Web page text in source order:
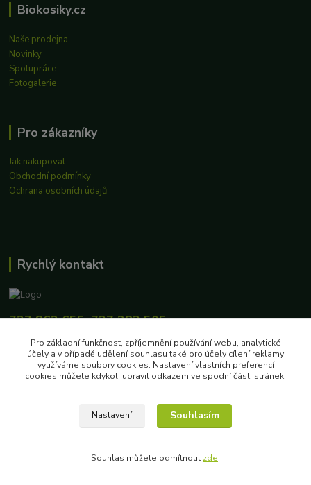
Biokosiky.cz
Naše prodejna
Novinky
Spolupráce
Fotogalerie
Pro zákazníky
Jak nakupovat
Obchodní podmínky
Ochrana osobních údajů
Rychlý kontakt
727 862 655, 737 283 505
eshop@biokosiky.cz
Copyright © 2020 EKOFARMA LUKAS, s.r.o.
Pro základní funkčnost, zpříjemnění používání webu, analytické
účely a v případě udělení souhlasu také pro účely cílení reklamy
využíváme soubory cookies. Nastavení vlastních preferencí
cookies můžete kdykoli upravit odkazem ve spodní části stránek.
Nastavení Souhlasím
Souhlas můžete odmítnout zde.